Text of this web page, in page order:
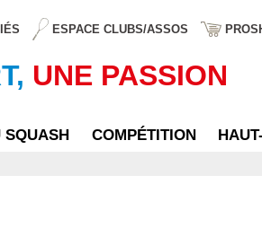
ESPACE CLUBS/ASSOS
UNE PASSION
SQUASH COMPÉTITION